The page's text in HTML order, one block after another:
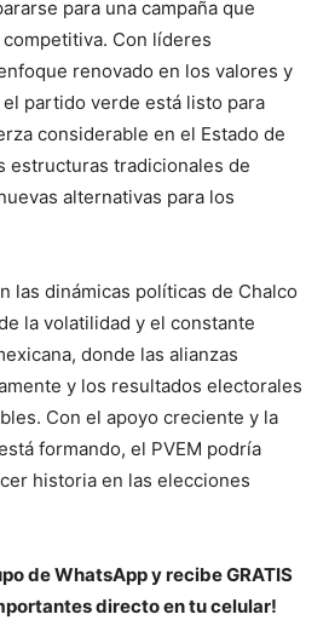
para una campaña que
Con líderes
renovado en los valores y
partido verde está listo para
considerable en el Estado de
estructuras tradicionales de
alternativas para los
las dinámicas políticas de Chalco
la volatilidad y el constante
donde las alianzas
y los resultados electorales
Con el apoyo creciente y la
formando, el PVEM podría
historia en las elecciones
de WhatsApp y recibe GRATIS
directo en tu celular!